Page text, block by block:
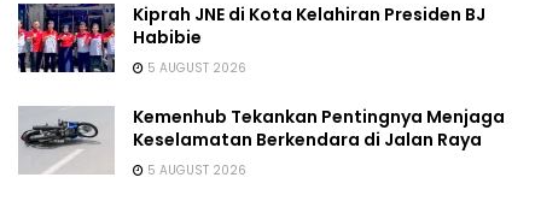
Kiprah JNE di Kota Kelahiran Presiden BJ
Habibie
5 AUGUST 2026
Kemenhub Tekankan Pentingnya Menjaga
Keselamatan Berkendara di Jalan Raya
5 AUGUST 2026